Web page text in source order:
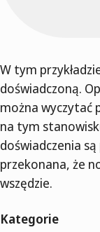
W tym
doświadczoną.
można wyczytać
na tym
doświadczenia
przekonana, że
wszędzie.
Kategorie